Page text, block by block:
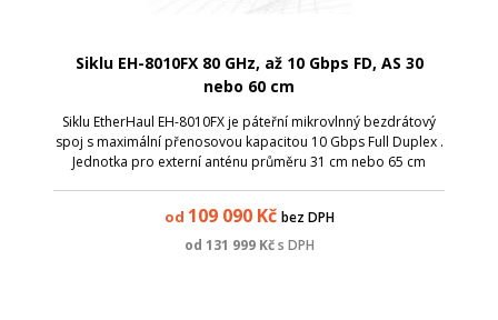
Siklu EH-8010FX 80 GHz, až 10 Gbps FD, AS 30
nebo 60 cm
Siklu EtherHaul EH-8010FX je páteřní mikrovlnný bezdrátový
spoj s maximální přenosovou kapacitou 10 Gbps Full Duplex .
Jednotka pro externí anténu průměru 31 cm nebo 65 cm
od 109 090Kč bez DPH
od 131 999Kč s DPH